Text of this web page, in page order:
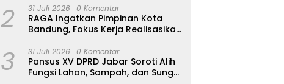
2 31 Juli 2026 0 Komentar
RAGA Ingatkan Pimpinan Kota
Bandung, Fokus Kerja Realisasikan
3 31 Juli 2026 0 Komentar
Pansus XV DPRD Jabar Soroti Alih
Fungsi Lahan, Sampah, dan Sungai